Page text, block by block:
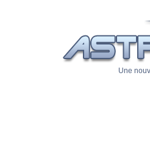
Une